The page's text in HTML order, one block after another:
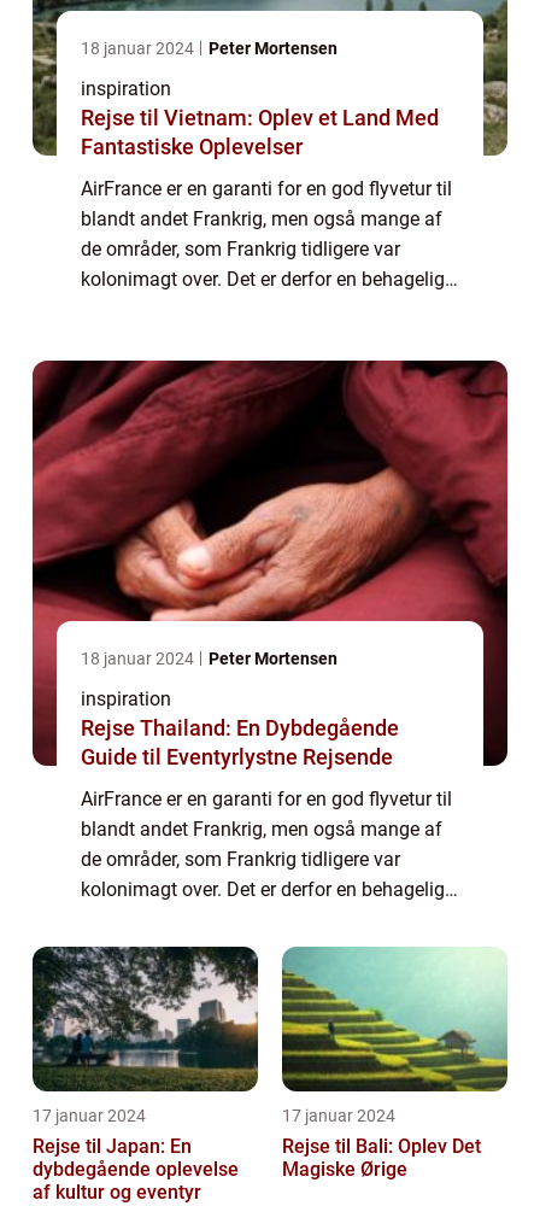
18 januar 2024 Peter Mortensen
inspiration
Rejse til Vietnam: Oplev et Land Med
Fantastiske Oplevelser
AirFrance er en garanti for en god flyvetur til
blandt andet Frankrig, men også mange af
de områder, som Frankrig tidligere var
kolonimagt over. Det er derfor en behagelig
18 januar 2024 Peter Mortensen
inspiration
Rejse Thailand: En Dybdegående
Guide til Eventyrlystne Rejsende
AirFrance er en garanti for en god flyvetur til
blandt andet Frankrig, men også mange af
de områder, som Frankrig tidligere var
kolonimagt over. Det er derfor en behagelig
selvf&oslas...
17 januar 2024
Rejse til Japan: En
dybdegående oplevelse
af kultur og eventyr
17 januar 2024
Rejse til Bali: Oplev Det
Magiske Ørige